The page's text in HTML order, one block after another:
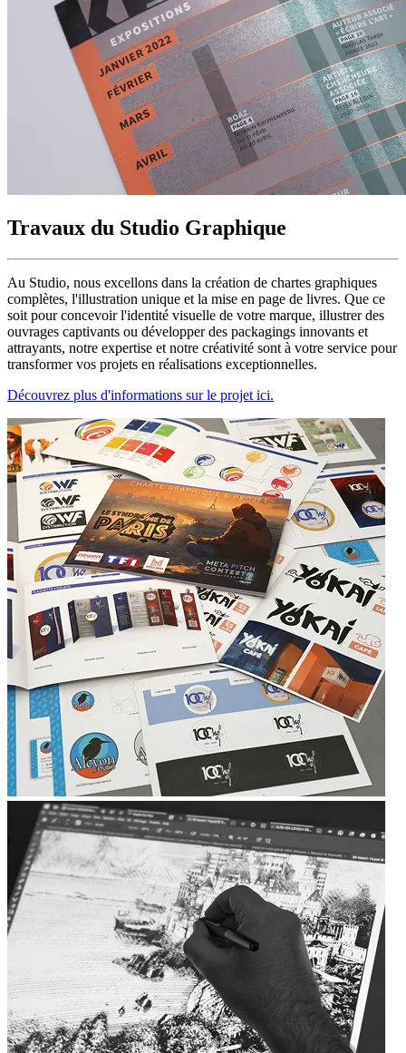
Travaux du Studio Graphique
Au Studio, nous excellons dans la création de chartes graphiques
complètes, l'illustration unique et la mise en page de livres. Que ce
soit pour concevoir l'identité visuelle de votre marque, illustrer des
ouvrages captivants ou développer des packagings innovants et
attrayants, notre expertise et notre créativité sont à votre service pour
transformer vos projets en réalisations exceptionnelles.
Découvrez plus d'informations sur le projet ici.